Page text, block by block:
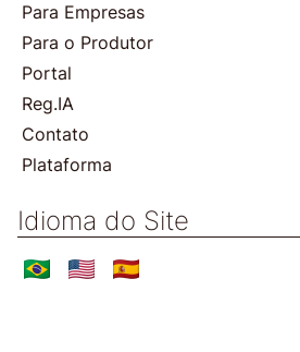
Para Empresas
Para o Produtor
Portal
Reg.IA
Contato
Plataforma
Idioma do Site